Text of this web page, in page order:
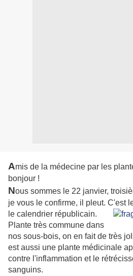
Amis de la médecine par les
bonjour !
Nous sommes le 22 janvier,
je vous le confirme, il pleut. C'est
le calendrier républicain.
Plante très commune dans
nos sous-bois, on en fait de très
est aussi une plante médicinale
contre l'inflammation et le
sanguins.